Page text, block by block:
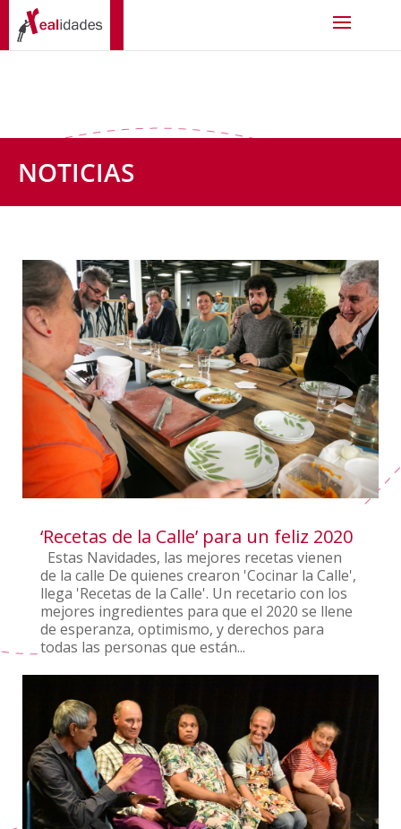
NOTICIAS
‘Recetas de la Calle’ para un feliz 2020
Estas Navidades, las mejores recetas vienen
de la calle De quienes crearon 'Cocinar la Calle',
llega 'Recetas de la Calle'. Un recetario con los
mejores ingredientes para que el 2020 se llene
de esperanza, optimismo, y derechos para
todas las personas que están...